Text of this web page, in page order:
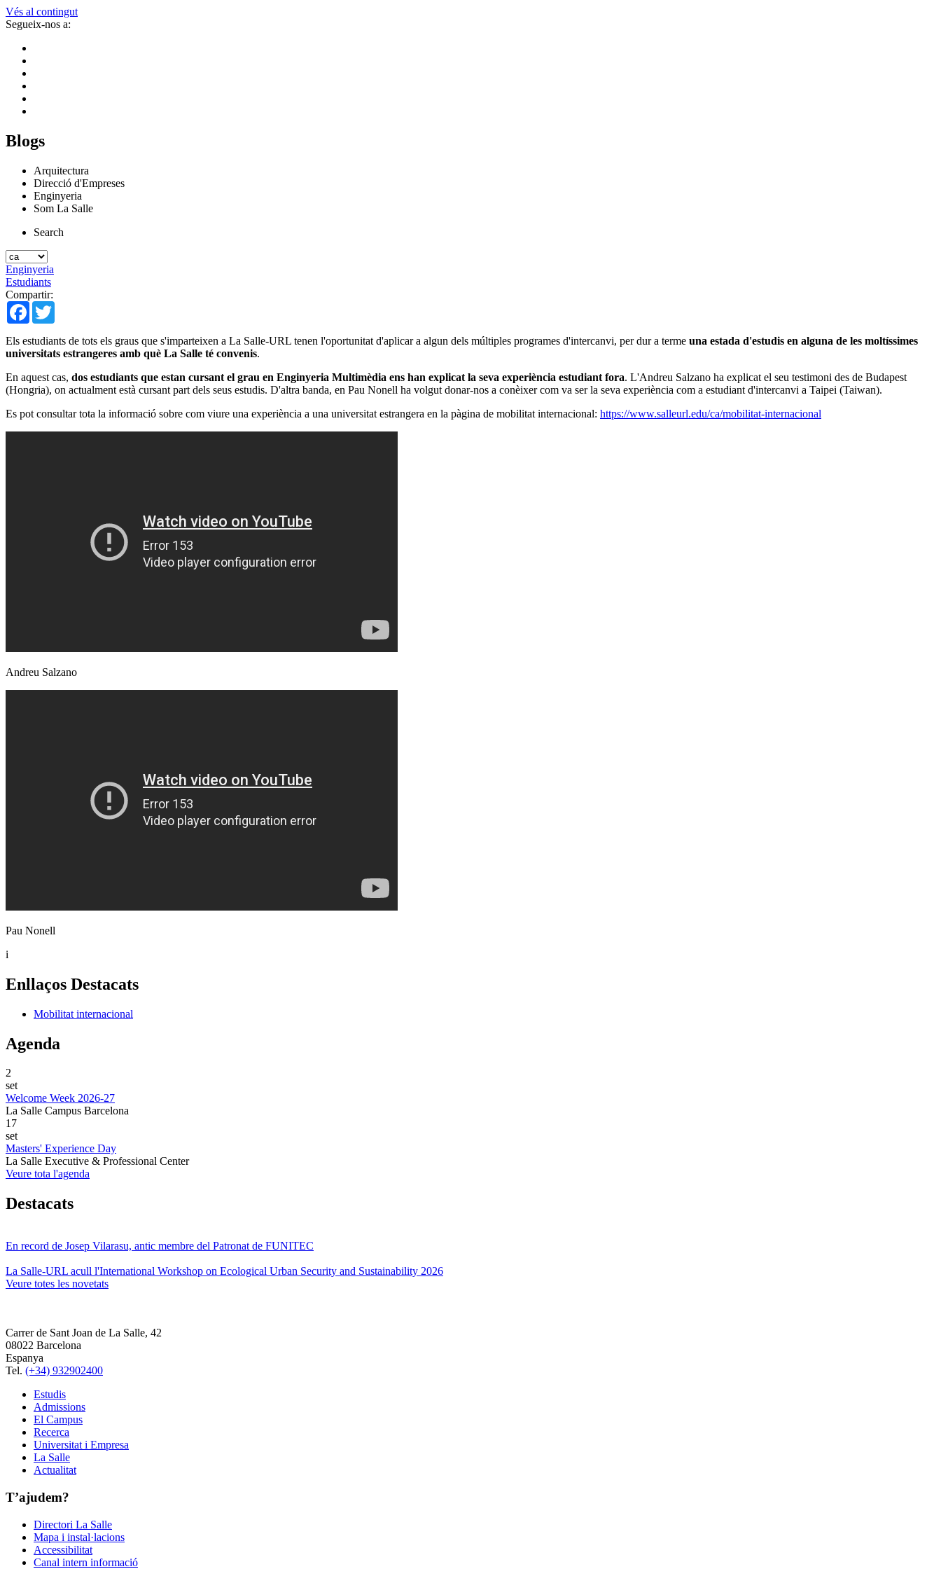
Vés al contingut
Segueix-nos a:
Blogs
Arquitectura
Direcció d'Empreses
Enginyeria
Som La Salle
Search
Enginyeria
Estudiants
Compartir:
Facebook
Els estudiants de tots els graus que s'imparteixen a La Salle-URL tenen l'oportunitat d'aplicar a algun dels múltiples programes d'intercanvi, per dur a terme una estada d'estudis en alguna de les moltíssimes
universitats estrangeres amb què La Salle té convenis.
En aquest cas, dos estudiants que estan cursant el grau en Enginyeria Multimèdia ens han explicat la seva experiència estudiant fora. L'Andreu Salzano ha explicat el seu testimoni des de Budapest
(Hongria), on actualment està cursant part dels seus estudis. D'altra banda, en Pau Nonell ha volgut donar-nos a conèixer com va ser la seva experiència com a estudiant d'intercanvi a Taipei (Taiwan).
Es pot consultar tota la informació sobre com viure una experiència a una universitat estrangera en la pàgina de mobilitat internacional: https://www.salleurl.edu/ca/mobilitat-internacional
Andreu Salzano
Pau Nonell
i
Enllaços Destacats
Mobilitat internacional
Agenda
2
set
Welcome Week 2026-27
La Salle Campus Barcelona
17
set
Masters' Experience Day
La Salle Executive & Professional Center
Veure tota l'agenda
Destacats
En record de Josep Vilarasu, antic membre del Patronat de FUNITEC
La Salle-URL acull l'International Workshop on Ecological Urban Security and Sustainability 2026
Veure totes les novetats
Carrer de Sant Joan de La Salle, 42
08022 Barcelona
Espanya
Tel. (+34) 932902400
Estudis
Admissions
El Campus
Recerca
Universitat i Empresa
La Salle
Actualitat
T’ajudem?
Directori La Salle
Mapa i instal·lacions
Accessibilitat
Canal intern informació